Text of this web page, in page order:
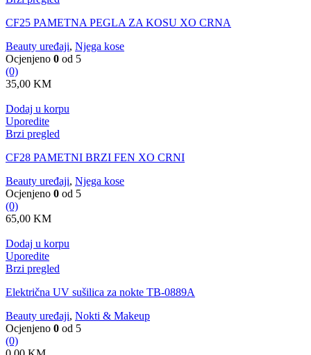
CF25 PAMETNA PEGLA ZA KOSU XO CRNA
Beauty uređaji, Njega kose
Ocjenjeno 0 od 5
(0)
35,00 KM
Dodaj u korpu
Uporedite
Brzi pregled
CF28 PAMETNI BRZI FEN XO CRNI
Beauty uređaji, Njega kose
Ocjenjeno 0 od 5
(0)
65,00 KM
Dodaj u korpu
Uporedite
Brzi pregled
Električna UV sušilica za nokte TB-0889A
Beauty uređaji, Nokti & Makeup
Ocjenjeno 0 od 5
(0)